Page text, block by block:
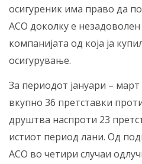
осигуреник има право да
АСО доколку е
компанијата од која ја
осигурување.
За периодот јануари –
вкупно 36 претставки
друштва наспроти 23
истиот период лани. Од
АСО во четири случаи